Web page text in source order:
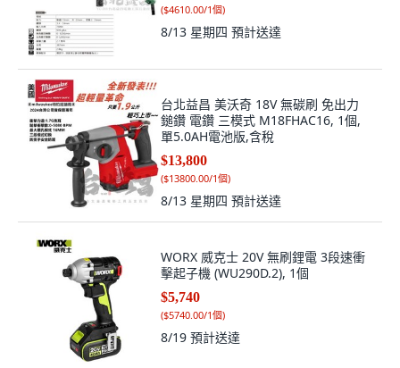
($4610.00/1個)
8/13 星期四 預計送達
台北益昌 美沃奇 18V 無碳刷 免出力
鎚鑽 電鑽 三模式 M18FHAC16, 1個,
單5.0AH電池版,含稅
$13,800
($13800.00/1個)
8/13 星期四 預計送達
WORX 威克士 20V 無刷鋰電 3段速衝
擊起子機 (WU290D.2), 1個
$5,740
($5740.00/1個)
8/19 預計送達